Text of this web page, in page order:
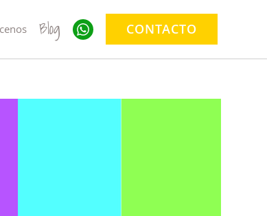
Blog CONTACTO